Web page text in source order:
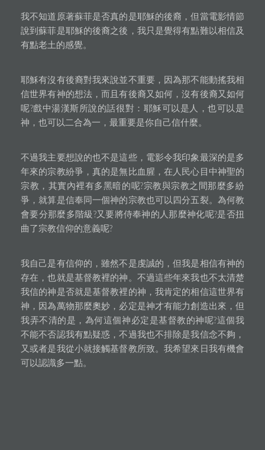
我不知道原著蘇菲是否真的是耶穌的後裔，但當電影情節
說到蘇菲是耶穌的後裔之後，我只是覺得有點難以相信及
有點老土的感覺。
耶穌有沒有後裔對我來說並不重要，因為那不能動搖我相
信世界有神的想法，而且有後裔又如何，沒有後裔又如何
呢?戲中湯漢斯所說的話很對：耶穌可以是人，也可以是
神，也可以二合為一，最重要是你自己信什麼。
不過我主要想說的也不是這些，電影令我印象最深的是多
年來的宗教紛爭，真的是無比血腥，在人民心目中神聖的
宗教，其實內裡有多黑暗的呢?宗教與宗教之間那麼多紛
爭，就算是信奉同一個神的宗教也可以四分五裂。為何教
會要分那麼多階級?又要將侍奉神的人那麼神化呢?是否扭
曲了宗教信仰的意義呢?
我自己是有信仰的，雖然不是虔誠的，但我是相信有神的
存在，也就是基督教裡的神。不過這些年來我也不太清楚
我信的神是否就是基督教裡的神，我肯定的相信這世界有
神，因為萬物那麼奧妙，必定是神才有能力創造出來，但
我弄不清的是，為何這個神必定是基督教的神呢?這個我
不能不否認我有點疑惑，不過我也不排除是我信念不夠，
又或者是我從小就接觸基督教所致。我希望來日我有機會
可以認識多一點。